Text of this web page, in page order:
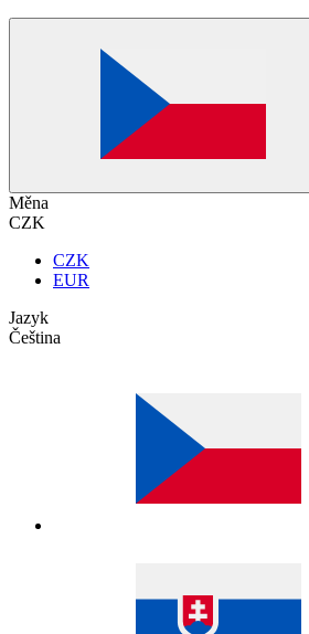
Měna
CZK
CZK
EUR
Jazyk
Čeština